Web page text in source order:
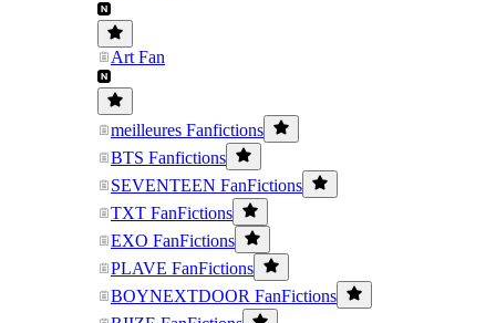
Art Fan
meilleures Fanfictions
BTS Fanfictions
SEVENTEEN FanFictions
TXT FanFictions
EXO FanFictions
PLAVE FanFictions
BOYNEXTDOOR FanFictions